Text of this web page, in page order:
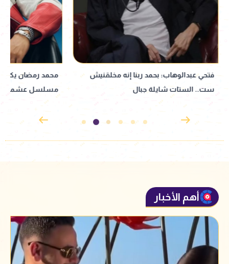
فتحي عبدالوهاب: بحمد ربنا إنه مخلقنيش
ست.. الستات شايلة جبال
محمد رمضان
مسلسل عشماوي
أهم الأخبار